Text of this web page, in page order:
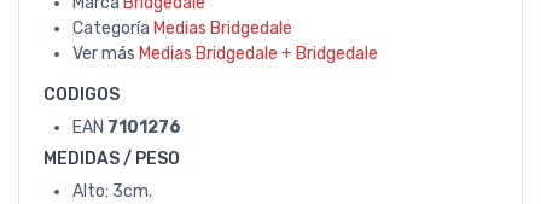
Categoría Medias Bridgedale
Ver más Medias Bridgedale + Bridgedale
CODIGOS
EAN 7101276
MEDIDAS / PESO
Alto: 3cm.